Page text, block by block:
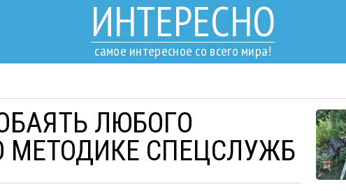
ИНТЕРЕСНО
самое интересное со всего мира!
ЛЮБОГО
МЕТОДИКЕ СПЕЦСЛУЖБ